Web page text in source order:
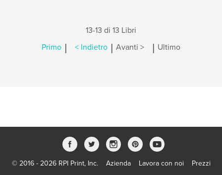
13-13 di 13 Libri
Primo | < Indietro | Avanti > | Ultimo
© 2016 - 2026 RPI Print, Inc. Azienda Lavora con noi
Prezzi